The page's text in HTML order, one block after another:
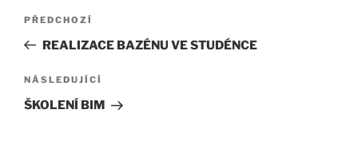
Navigace
příspěvek
Předchozí
příspěvek
PŘEDCHOZÍ
REALIZACE BAZÉNU VE STUDÉNCE
Následující
příspěvek
NÁSLEDUJÍCÍ
ŠKOLENÍ BIM